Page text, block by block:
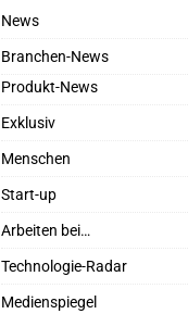
News
Branchen-News
Produkt-News
Exklusiv
Menschen
Start-up
Arbeiten bei…
Technologie-Radar
Medienspiegel